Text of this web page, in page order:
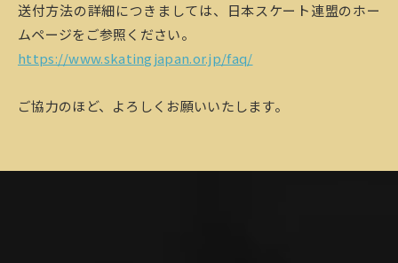
送付方法の詳細につきましては、日本スケート連盟のホー
ムページをご参照ください。
https://www.skatingjapan.or.jp/faq/
ご協力のほど、よろしくお願いいたします。